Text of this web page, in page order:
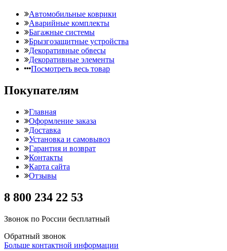
Автомобильные коврики
Аварийные комплекты
Багажные системы
Брызгозащитные устройства
Декоративные обвесы
Декоративные элементы
Посмотреть весь товар
Покупателям
Главная
Оформление заказа
Доставка
Установка и самовывоз
Гарантия и возврат
Контакты
Карта сайта
Отзывы
8 800 234 22 53
Звонок по России бесплатный
Обратный звонок
Больше контактной информации